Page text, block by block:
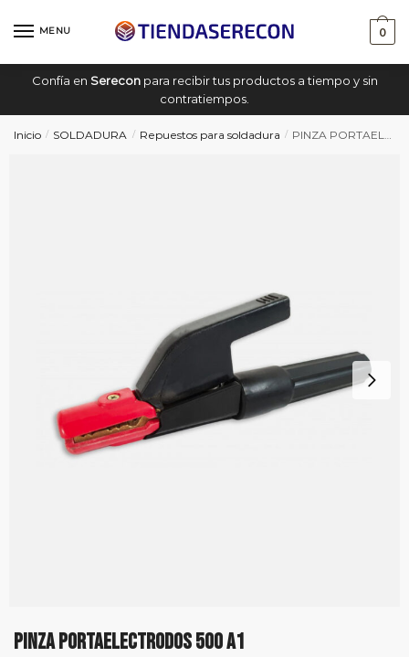
MENU 0
Confía en Sereconpara recibir tus productos a tiempo y sin
contratiempos.
Inicio / SOLDADURA / Repuestos para soldadura / PINZA PORTAELECTRODOS 500 A1
PINZA PORTAELECTRODOS 500 A1